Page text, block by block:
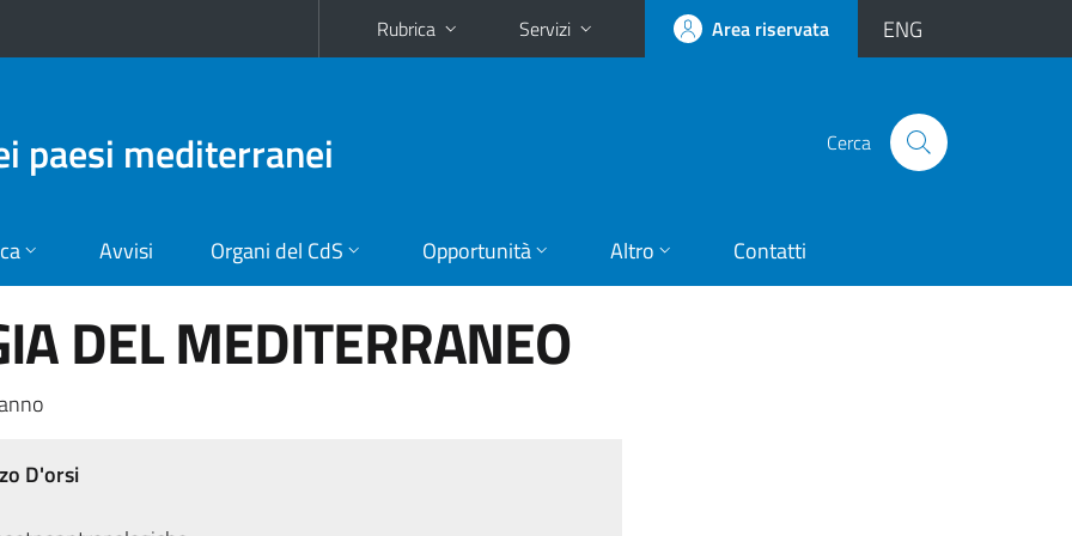
Rubrica Servizi Area riservata ENG
paesi mediterranei Cerca
Avvisi Organi del CdS Opportunità Altro Contatti
DEL MEDITERRANEO
D'orsi